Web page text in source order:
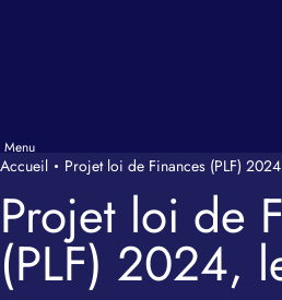
Accueil Projet loi de Finances (PLF)
Projet loi de
(PLF) 2024,